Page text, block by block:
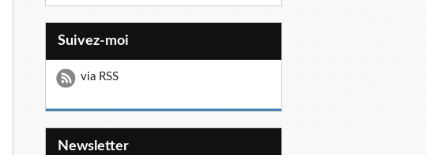
Suivez-moi
via RSS
Newsletter